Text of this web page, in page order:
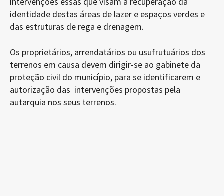
identidade destas áreas de lazer e espaços verdes e
das estruturas de rega e drenagem.
Os proprietários, arrendatários ou usufrutuários dos
terrenos em causa devem dirigir-se ao gabinete da
proteção civil do município, para se identificarem e
autorização das intervenções propostas pela
autarquia nos seus terrenos.